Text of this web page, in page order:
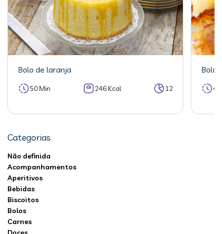
Bolo de laranja
50 Min 246 Kcal 12
Bolo
Categorias
Não definida
Acompanhamentos
Aperitivos
Bebidas
Biscoitos
Bolos
Carnes